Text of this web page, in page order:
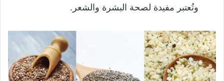
وتُعتبر مفيدة لصحة البشرة والشعر.